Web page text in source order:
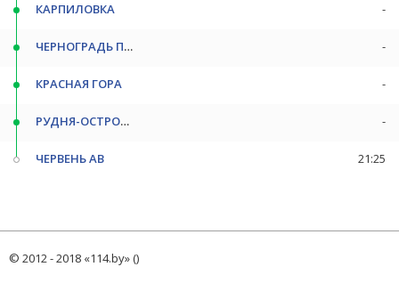
КАРПИЛОВКА -
ЧЕРНОГРАДЬ ПОВ -
КРАСНАЯ ГОРА -
РУДНЯ-ОСТРОВИТАЯ ПОВ -
ЧЕРВЕНЬ АВ 21:25
© 2012 - 2018 «114.by» ()